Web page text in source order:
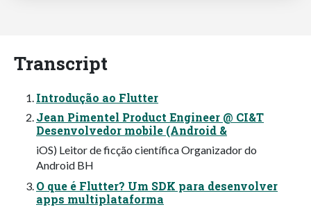
Transcript
Introdução ao Flutter
Jean Pimentel Product Engineer @ CI&T
Desenvolvedor mobile (Android &
iOS) Leitor de ficção científica Organizador do
Android BH
O que é Flutter? Um SDK para desenvolver
apps multiplataforma